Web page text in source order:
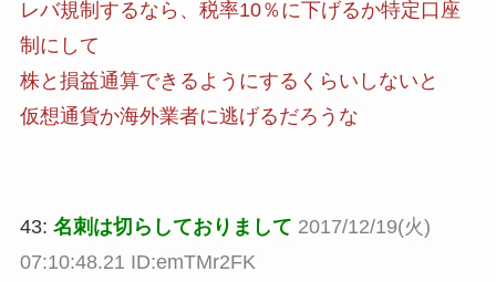
レバ規制するなら、税率10％に下げるか特定口座
制にして
株と損益通算できるようにするくらいしないと
仮想通貨か海外業者に逃げるだろうな
43: 名刺は切らしておりまして 2017/12/19(火)
07:10:48.21 ID:emTMr2FK